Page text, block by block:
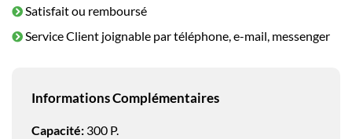
Satisfait ou remboursé
Service Client joignable par téléphone, e-mail, messenger
Informations Complémentaires
Capacité: 300 P.